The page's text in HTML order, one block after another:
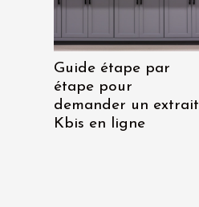
Guide étape par
étape pour
demander un extrait
Kbis en ligne